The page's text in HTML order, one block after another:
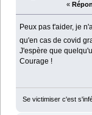
«
Peux pas t'aider, je
qu'en cas de covid
J'espère que
Courage !
Se victimiser c'est